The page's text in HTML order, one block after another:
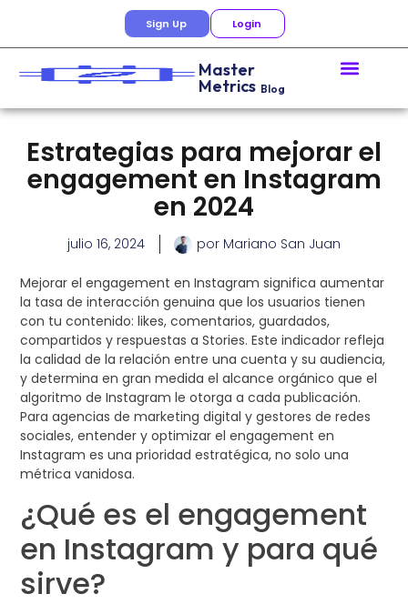
Sign Up Login
Master
Metrics Blog
Estrategias para mejorar el
engagement en Instagram
en 2024
julio 16, 2024 por Mariano San Juan
Mejorar el engagement en Instagram significa aumentar
la tasa de interacción genuina que los usuarios tienen
con tu contenido: likes, comentarios, guardados,
compartidos y respuestas a Stories. Este indicador refleja
la calidad de la relación entre una cuenta y su audiencia,
y determina en gran medida el alcance orgánico que el
algoritmo de Instagram le otorga a cada publicación.
Para agencias de marketing digital y gestores de redes
sociales, entender y optimizar el engagement en
Instagram es una prioridad estratégica, no solo una
métrica vanidosa.
¿Qué es el engagement
en Instagram y para qué
sirve?